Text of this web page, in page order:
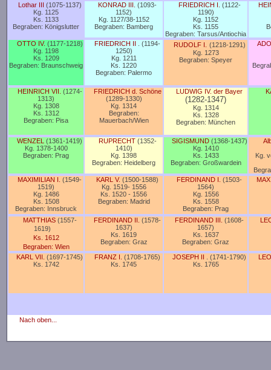
Lothar III (1075-1137)
Kg. 1125
Ks. 1133
Begraben: Königslutter
KONRAD III. (1093-
1152)
Kg. 1127/38-1152
Begraben: Bamberg
FRIEDRICH I. (1122-
1190)
Kg. 1152
Ks. 1155
Begraben: Tarsus/Antiochia
OTTO IV. (1177-1218)
Kg. 1198
Ks. 1209
Begraben: Braunschweig
FRIEDRICH II . (1194-
1250)
Kg. 1211
Ks. 1220
Begraben: Palermo
RUDOLF I.
(1218-1291)
Kg. 1273
Begraben: Speyer
HEINRICH VII. (1274-
1313)
Kg. 1308
Ks. 1312
Begraben: Pisa
FRIEDRICH d. Schöne
(1289-1330)
Kg. 1314
Begraben:
Mauerbach/Wien
LUDWIG IV. der Bayer
(1282-1347)
Kg. 1314
Ks. 1328
Begraben: München
WENZEL (1361-1419)
Kg. 1378-1400
Begraben: Prag
RUPRECHT (1352-
1410)
Kg. 1398
Begraben: Heidelberg
SIGISMUND (1368-1437)
Kg. 1410
Ks. 1433
Begraben: Großwardein
Kg.
MAXIMILIAN I. (1549-
1519)
Kg. 1486
Ks. 1508
Begraben: Innsbruck
KARL V. (1500-1588)
Kg. 1519- 1556
Ks. 1520 - 1556
Begraben: Madrid
FERDINAND I. (1503-
1564)
Kg. 1556
Ks. 1558
Begraben: Prag
MATTHIAS (1557-
1619)
Ks. 1612
Begraben: Wien
FERDINAND II. (1578-
1637)
Ks. 1619
Begraben: Graz
FERDINAND III. (1608-
1657)
Ks. 1637
Begraben: Graz
KARL VII. (1697-1745)
Ks. 1742
FRANZ I. (1708-1765)
Ks. 1745
JOSEPH II . (1741-1790)
Ks. 1765
Nach oben...